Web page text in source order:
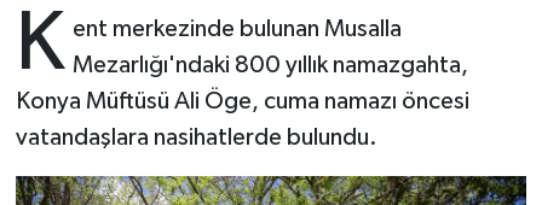
K ent merkezinde bulunan Musalla
Mezarlığı'ndaki 800 yıllık namazgahta,
Konya Müftüsü Ali Öge, cuma namazı öncesi
vatandaşlara nasihatlerde bulundu.
Batman Müftülüğü
Bayburt Müftülüğü
Bilecik Müftülüğü
Sahabeler
Dünya
Kültür-Sanat